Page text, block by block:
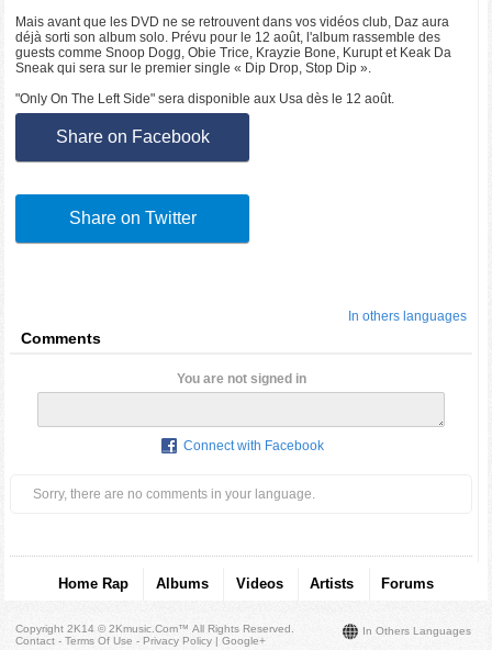
Mais avant que les DVD ne se retrouvent dans vos vidéos club, Daz aura
déjà sorti son album solo. Prévu pour le 12 août, l'album rassemble des
guests comme Snoop Dogg, Obie Trice, Krayzie Bone, Kurupt et Keak Da
Sneak qui sera sur le premier single « Dip Drop, Stop Dip ».
"Only On The Left Side" sera disponible aux Usa dès le 12 août.
Share on Facebook
Share on Twitter
In others languages
Comments
You are not signed in
Connect with Facebook
Sorry, there are no comments in your language.
Home Rap Albums Videos Artists Forums
In Others Languages
Copyright 2K14 © 2Kmusic.com™All Rights Reserved
Contact - Terms Of Use - Privacy Policy |Google+